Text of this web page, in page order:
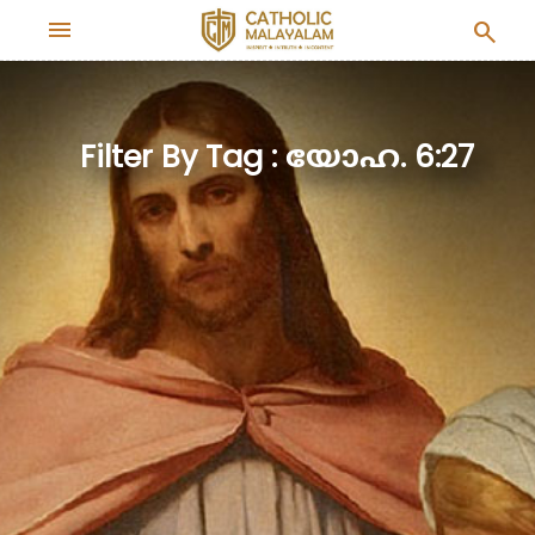
menu search
Filter By Tag : യോഹ. 6:27